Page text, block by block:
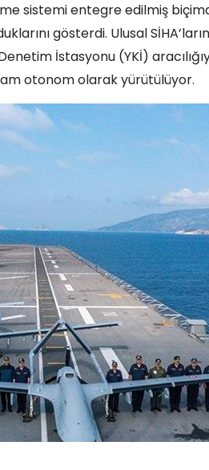
sistemi entegre edilmiş
gösterdi. Ulusal
İstasyonu (YKİ)
otonom olarak yürütülüyor.